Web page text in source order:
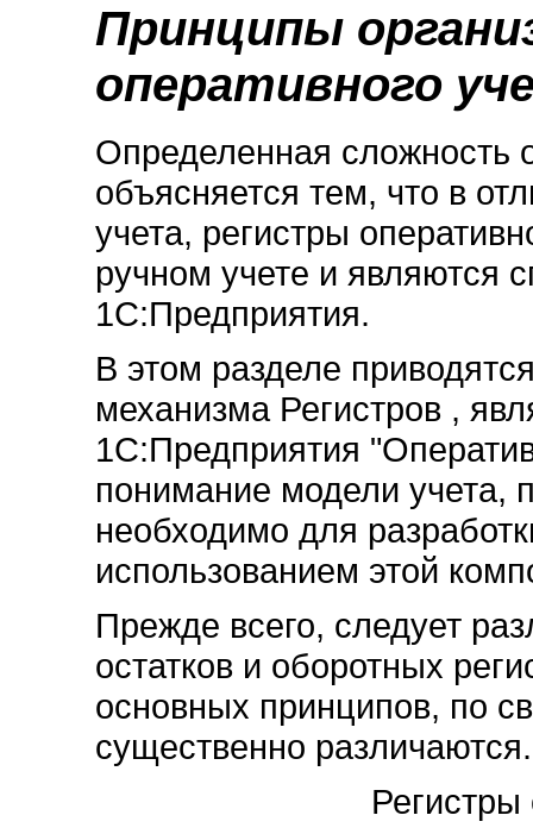
Принципы
оперативного
Определенная сложность
объясняется тем, что в
учета, регистры
ручном учете и являются
1С:Предприятия.
В этом разделе
механизма Регистров ,
1С:Предприятия
понимание модели учета,
необходимо для
использованием этой
Прежде всего, следует
остатков и оборотных
основных принципов, по
существенно различаются.
Регистры